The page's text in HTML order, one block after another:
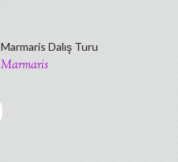
Marmaris Dalış Turu
Marmaris